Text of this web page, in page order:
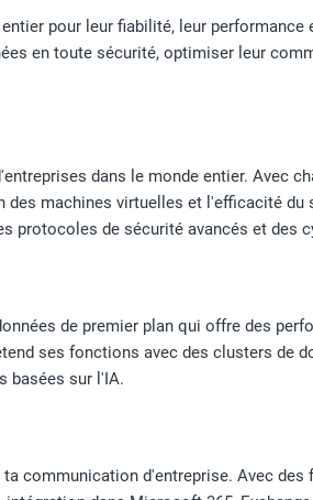
pour leur fiabilité, leur
en toute sécurité, optimiser leur
dans le monde entier. Avec
machines virtuelles et l'efficacité du
protocoles de sécurité avancés et des
de premier plan qui offre des
ses fonctions avec des clusters de
basées sur l'IA.
communication d'entreprise. Avec